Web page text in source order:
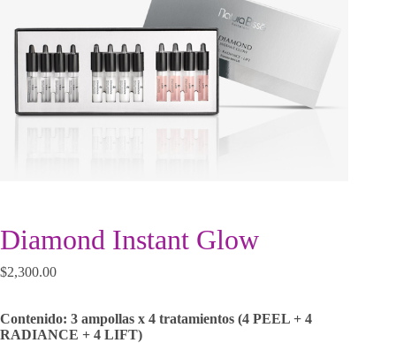
Diamond Instant Glow
$2,300.00
Contenido: 3 ampollas x 4 tratamientos (4 PEEL + 4
RADIANCE + 4 LIFT)